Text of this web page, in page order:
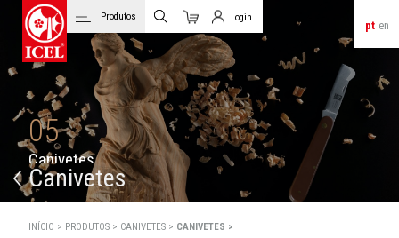
pt en
Produtos
Carrinho
Login
Login de Clientes
05
Canivetes
Canivetes
INÍCIO > PRODUTOS > CANIVETES > CANIVETES >